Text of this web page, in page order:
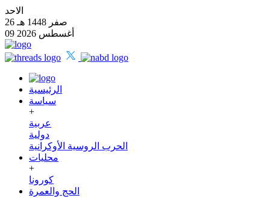
الاحد
26 صفر 1448 هـ
09 أغسطس 2026
الرئيسية
سياسة
+
عربية
دولية
الحرب الروسية الأوكرانية
محليات
+
كورونا
الحج والعمرة